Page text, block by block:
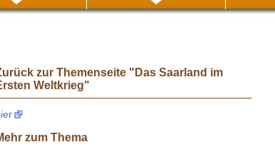
zur Themenseite "Das Saarland im
Weltkrieg"
zum Thema